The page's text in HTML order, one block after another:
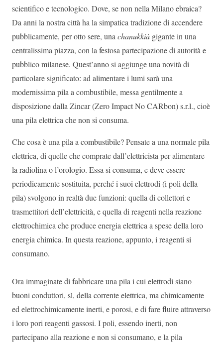
scientifico e tecnologico. Dove, se non nella Milano ebraica?
Da anni la nostra città ha la simpatica tradizione di accendere
pubblicamente, per otto sere, una chanukkià gigante in una
centralissima piazza, con la festosa partecipazione di autorità e
pubblico milanese. Quest’anno si aggiunge una novità di
particolare significato: ad alimentare i lumi sarà una
modernissima pila a combustibile, messa gentilmente a
disposizione dalla Zincar (Zero Impact No CARbon) s.r.l., cioè
una pila elettrica che non si consuma.
Che cosa è una pila a combustibile? Pensate a una normale pila
elettrica, di quelle che comprate dall’elettricista per alimentare
la radiolina o l’orologio. Essa si consuma, e deve essere
periodicamente sostituita, perché i suoi elettrodi (i poli della
pila) svolgono in realtà due funzioni: quella di collettori e
trasmettitori dell’elettricità, e quella di reagenti nella reazione
elettrochimica che produce energia elettrica a spese della loro
energia chimica. In questa reazione, appunto, i reagenti si
consumano.
Ora immaginate di fabbricare una pila i cui elettrodi siano
buoni conduttori, sì, della corrente elettrica, ma chimicamente
ed elettrochimicamente inerti, e porosi, e di fare fluire attraverso
i loro pori reagenti gassosi. I poli, essendo inerti, non
partecipano alla reazione e non si consumano, e la pila